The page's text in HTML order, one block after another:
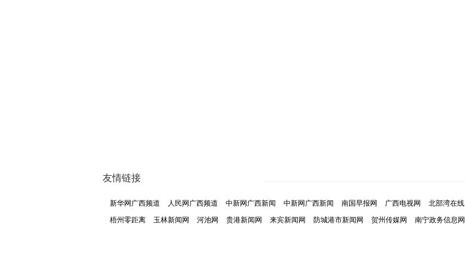
友情链接
新华网广西频道 人民网广西频道 中新网广西新闻 中新网广西新闻 南国早报网 广西电视网 北部湾在线
梧州零距离
玉林新闻网 河池网 贵港新闻网 来宾新闻网 防城港市新闻网 贺州传媒网 南宁政务信息网